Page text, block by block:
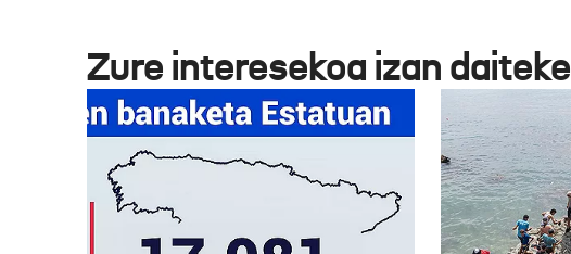
Zure interesekoa izan daiteke